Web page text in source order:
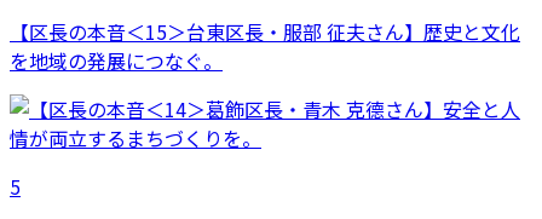
【区長の本音＜15＞台東区長・服部 征夫さん】歴史と文化
を地域の発展につなぐ。
5